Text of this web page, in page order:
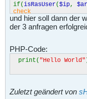
if(isRasUser($ip,
check
$linkQuery= '';
$linkQuery='auth='
'mode'];
ode($ip);
}
und hier soll dann der
der 3 anfragen
PHP-Code:
print( "Hello World"
Zuletzt geändert von